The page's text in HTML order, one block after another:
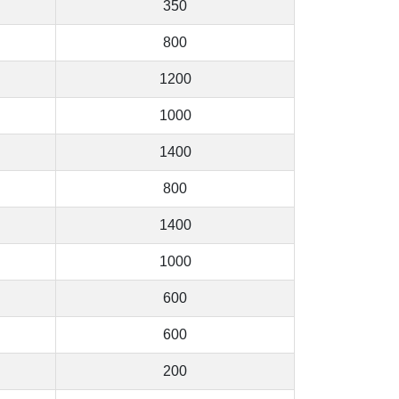
350
800
1200
1000
1400
800
1400
1000
600
600
200